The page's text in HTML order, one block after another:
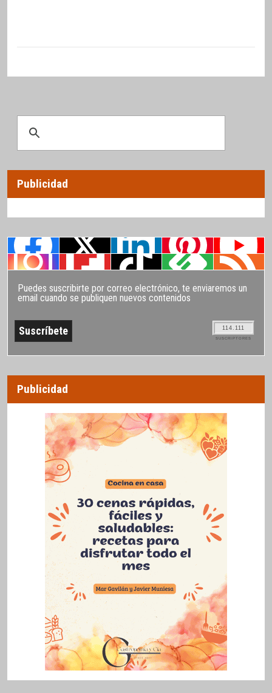
Publicidad
Puedes suscribirte por correo electrónico, te enviaremos un
email cuando se publiquen nuevos contenidos
114.111
SUSCRIPTORES
Publicidad